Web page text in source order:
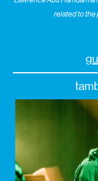
related to the